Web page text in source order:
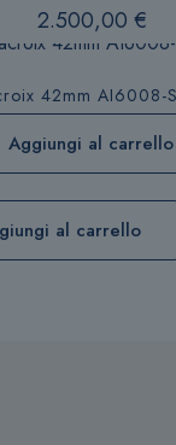
2.500,00 €
42mm AI6008-
Aggiungi al carrello
al carrello